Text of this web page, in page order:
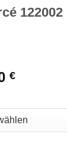
122002
€